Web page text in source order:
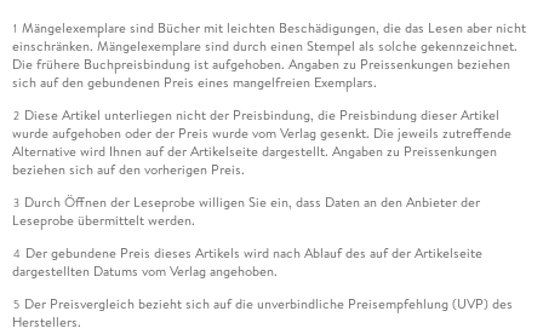
1 Mängelexemplare sind Bücher mit leichten Beschädigungen, die das Lesen aber nicht
einschränken. Mängelexemplare sind durch einen Stempel als solche gekennzeichnet.
Die frühere Buchpreisbindung ist aufgehoben. Angaben zu Preissenkungen beziehen
sich auf den gebundenen Preis eines mangelfreien Exemplars.
2 Diese Artikel unterliegen nicht der Preisbindung, die Preisbindung dieser Artikel
wurde aufgehoben oder der Preis wurde vom Verlag gesenkt. Die jeweils zutreffende
Alternative wird Ihnen auf der Artikelseite dargestellt. Angaben zu Preissenkungen
beziehen sich auf den vorherigen Preis.
3 Durch Öffnen der Leseprobe willigen Sie ein, dass Daten an den Anbieter der
Leseprobe übermittelt werden.
4 Der gebundene Preis dieses Artikels wird nach Ablauf des auf der Artikelseite
dargestellten Datums vom Verlag angehoben.
5 Der Preisvergleich bezieht sich auf die unverbindliche Preisempfehlung (UVP) des
Herstellers.